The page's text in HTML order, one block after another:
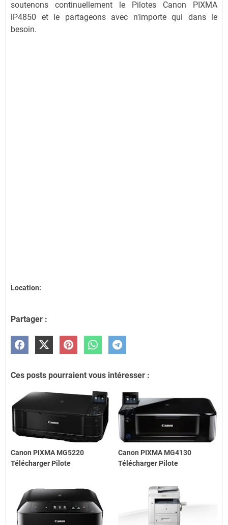
soutenons continuellement le Pilotes Canon PIXMA
iP4850 et le partageons avec n'importe qui dans le
besoin.
Location:
Partager :
Ces posts pourraient vous intéresser :
Canon PIXMA MG5220
Télécharger Pilote
Canon PIXMA MG4130
Télécharger Pilote